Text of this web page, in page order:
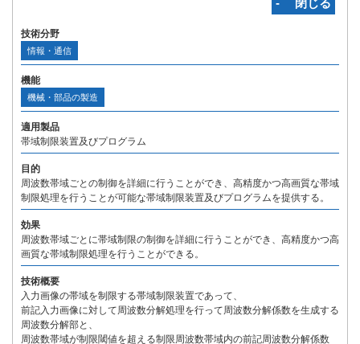
‐ 閉じる
技術分野
情報・通信
機能
機械・部品の製造
適用製品
帯域制限装置及びプログラム
目的
周波数帯域ごとの制御を詳細に行うことができ、高精度かつ高画質な帯域
制限処理を行うことが可能な帯域制限装置及びプログラムを提供する。
効果
周波数帯域ごとに帯域制限の制御を詳細に行うことができ、高精度かつ高
画質な帯域制限処理を行うことができる。
技術概要
入力画像の帯域を制限する帯域制限装置であって、
前記入力画像に対して周波数分解処理を行って周波数分解係数を生成する
周波数分解部と、
周波数帯域が制限閾値を超える制限周波数帯域内の前記周波数分解係数